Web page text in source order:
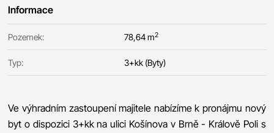
Informace
Pozemek: 78,64 m2
Typ: 3+kk (Byty)
Ve výhradním zastoupení majitele nabízíme k pronájmu nový
byt o dispozici 3+kk na ulici Košínova v Brně - Králově Poli s